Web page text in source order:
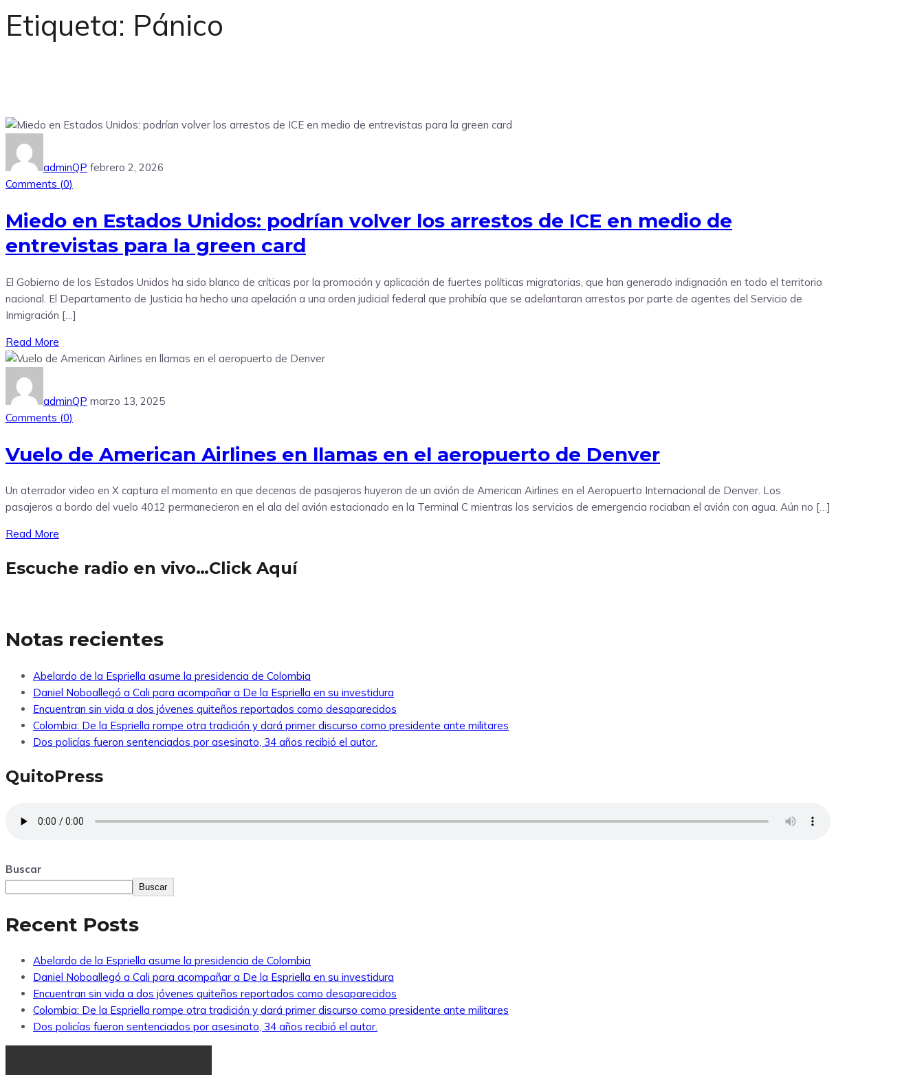
Etiqueta: Pánico
adminQP febrero 2, 2026
Comments (0)
Miedo en Estados Unidos: podrían volver los arrestos de ICE en medio de
entrevistas para la green card
El Gobierno de los Estados Unidos ha sido blanco de críticas por la promoción y aplicación de fuertes políticas migratorias, que han generado indignación en todo el territorio
nacional. El Departamento de Justicia ha hecho una apelación a una orden judicial federal que prohibía que se adelantaran arrestos por parte de agentes del Servicio de
Inmigración […]
Read More
adminQP marzo 13, 2025
Comments (0)
Vuelo de American Airlines en llamas en el aeropuerto de Denver
Un aterrador video en X captura el momento en que decenas de pasajeros huyeron de un avión de American Airlines en el Aeropuerto Internacional de Denver. Los
pasajeros a bordo del vuelo 4012 permanecieron en el ala del avión estacionado en la Terminal C mientras los servicios de emergencia rociaban el avión con agua. Aún no […]
Read More
Escuche radio en vivo…Click Aquí
Notas recientes
Abelardo de la Espriella asume la presidencia de Colombia
Daniel Noboallegó a Cali para acompañar a De la Espriella en su investidura
Encuentran sin vida a dos jóvenes quiteños reportados como desaparecidos
Colombia: De la Espriella rompe otra tradición y dará primer discurso como presidente ante militares
Dos policías fueron sentenciados por asesinato, 34 años recibió el autor.
QuitoPress
Buscar
Buscar
Recent Posts
Abelardo de la Espriella asume la presidencia de Colombia
Daniel Noboallegó a Cali para acompañar a De la Espriella en su investidura
Encuentran sin vida a dos jóvenes quiteños reportados como desaparecidos
Colombia: De la Espriella rompe otra tradición y dará primer discurso como presidente ante militares
Dos policías fueron sentenciados por asesinato, 34 años recibió el autor.